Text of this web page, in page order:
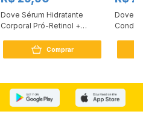
Dove Sérum Hidratante
Corporal Pró-Retinol +
Comprar
Dove